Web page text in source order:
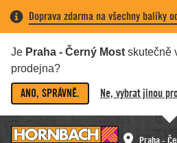
Doprava zdarma na všechny balíky
Je Praha - Černý Most skutečně
prodejna?
ANO, SPRÁVNĚ. Ne, vybrat jinou
Praha -